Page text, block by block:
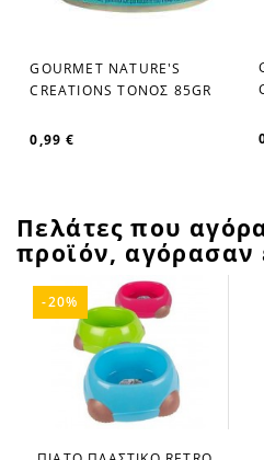
favorite_border
GOURMET NATURE'S
CREATIONS ΤΟΝΟΣ 85GR
0,99 €
Πελάτες που
προϊόν, αγόρασαν
-20%